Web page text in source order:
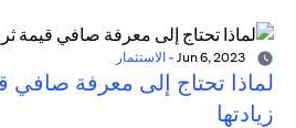
- الاستثمار
لماذا تحتاج إلى معرفة
زيادتها